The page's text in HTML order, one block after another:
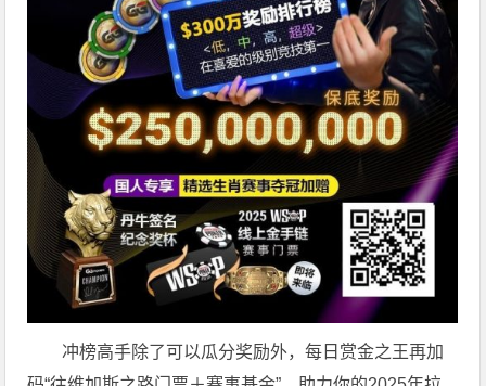
冲榜高手除了可以瓜分奖励外，每日赏金之王再加